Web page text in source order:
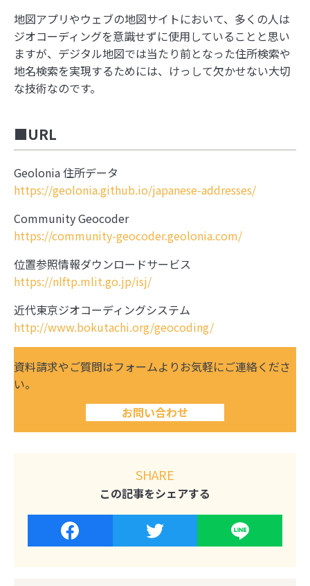
地図アプリやウェブの地図サイトにおいて、多くの人は
ジオコーディングを意識せずに使用していることと思い
ますが、デジタル地図では当たり前となった住所検索や
地名検索を実現するためには、けっして欠かせない大切
な技術なのです。
■URL
Geolonia 住所データ
https://geolonia.github.io/japanese-addresses/
Community Geocoder
https://community-geocoder.geolonia.com/
位置参照情報ダウンロードサービス
https://nlftp.mlit.go.jp/isj/
近代東京ジオコーディングシステム
http://www.bokutachi.org/geocoding/
資料請求やご質問はフォームよりお気軽にご連絡くださ
い。
お問い合わせ
SHARE
この記事をシェアする